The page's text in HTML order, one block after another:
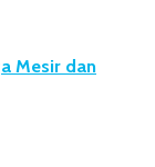
Mesir dan